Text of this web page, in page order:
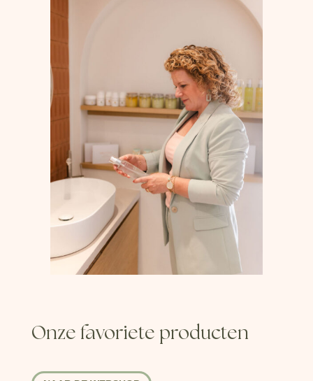
Onze favoriete producten